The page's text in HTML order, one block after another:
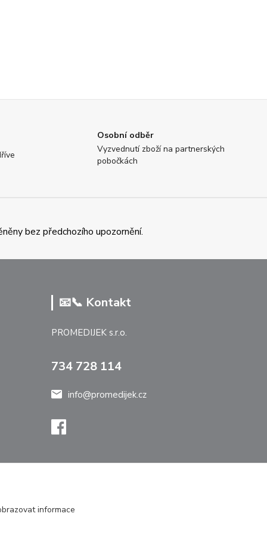
Osobní odběr
Vyzvednutí zboží na partnerských
pobočkách
bez předchozího upozornění.
📧📞 Kontakt
PROMEDIJEK s.r.o.
734 728 114
info@promedijek.cz
informace